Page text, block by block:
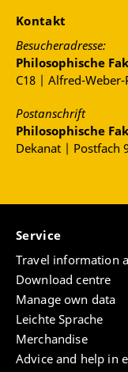
Kontakt
Besucheradresse:
Philosophische
C18 | Alfred-
Postanschrift
Philosophische
Dekanat | Postfach
Service
Travel information
Download centre
Manage own data
Leichte Sprache
Merchandise
Advice and help in